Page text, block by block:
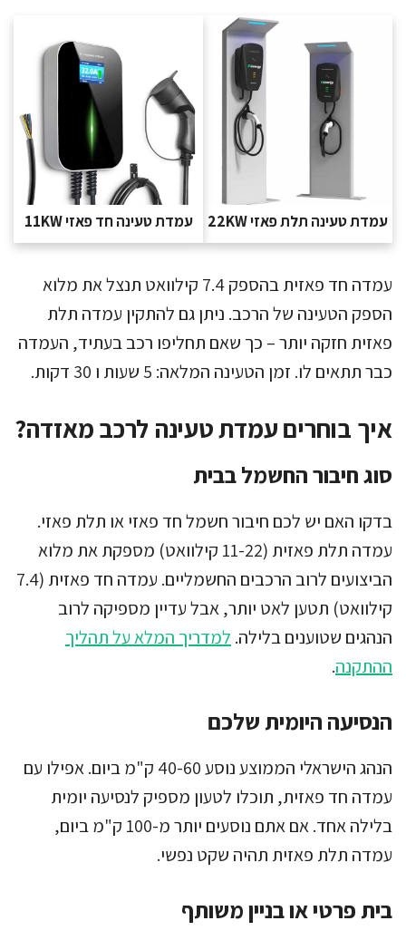
עמדת טעינה תלת פאזי 22KW עמדת טעינה חד פאזי 11KW
עמדה חד פאזית בהספק 7.4 קילוואט תנצל את מלוא
הספק הטעינה של הרכב. ניתן גם להתקין עמדה תלת
פאזית חזקה יותר – כך שאם תחליפו רכב בעתיד, העמדה
כבר תתאים לו. זמן הטעינה המלאה: 5 שעות ו 30 דקות.
איך בוחרים עמדת טעינה לרכב מאזדה?
סוג חיבור החשמל בבית
בדקו האם יש לכם חיבור חשמל חד פאזי או תלת פאזי.
עמדה תלת פאזית (11-22 קילוואט) מספקת את מלוא
הביצועים לרוב הרכבים החשמליים. עמדה חד פאזית (7.4
קילוואט) תטען לאט יותר, אבל עדיין מספיקה לרוב
הנהגים שטוענים בלילה. למדריך המלא על תהליך
ההתקנה.
הנסיעה היומית שלכם
הנהג הישראלי הממוצע נוסע 40-60 ק"מ ביום. אפילו עם
עמדה חד פאזית, תוכלו לטעון מספיק לנסיעה יומית
בלילה אחד. אם אתם נוסעים יותר מ-100 ק"מ ביום,
עמדה תלת פאזית תהיה שקט נפשי.
בית פרטי או בניין משותף